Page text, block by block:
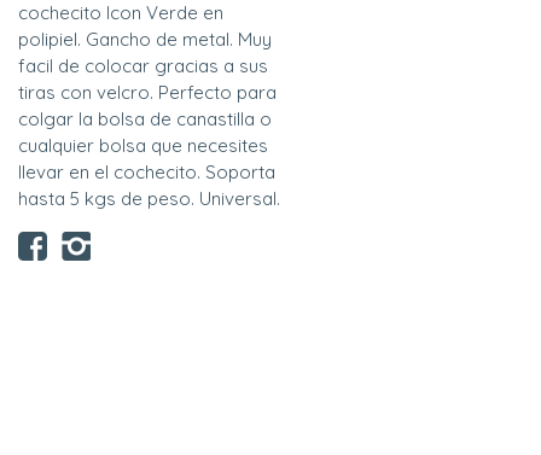
cochecito Icon Verde en
polipiel. Gancho de metal. Muy
facil de colocar gracias a sus
tiras con velcro. Perfecto para
colgar la bolsa de canastilla o
cualquier bolsa que necesites
llevar en el cochecito. Soporta
hasta 5 kgs de peso. Universal.